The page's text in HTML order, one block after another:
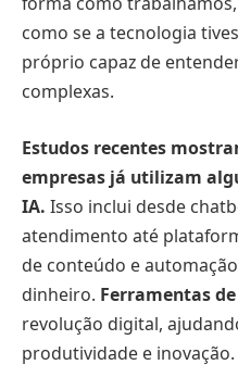
como se a tecnologia
próprio capaz de
complexas.
Estudos recentes
empresas já utilizam
IA. Isso inclui desde
atendimento até
de conteúdo e
dinheiro. Ferramentas
revolução digital,
produtividade e inovação.